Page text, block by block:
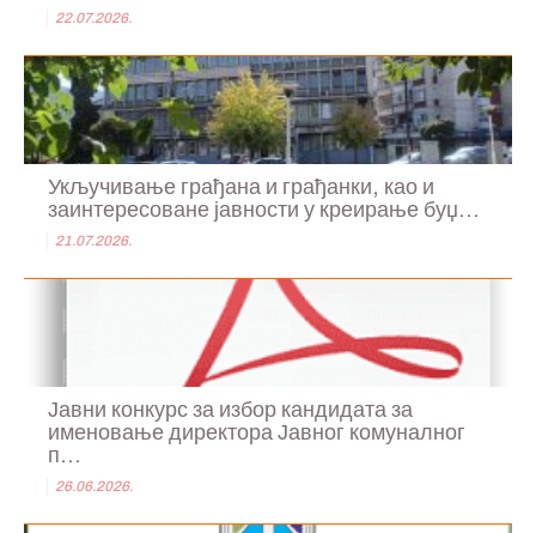
22.07.2026.
Укључивање грађана и грађанки, као и
заинтересоване јавности у креирање буџ...
21.07.2026.
Јавни конкурс за избор кандидата за
именовање директора Јавног комуналног
п...
26.06.2026.